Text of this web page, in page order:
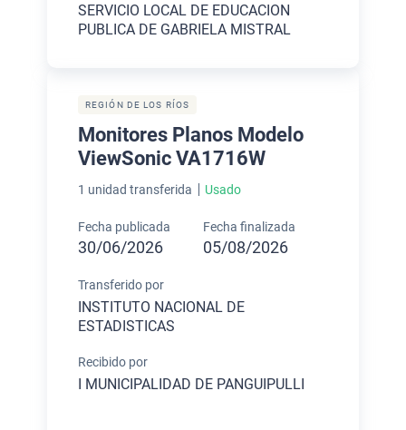
SERVICIO LOCAL DE EDUCACION
PUBLICA DE GABRIELA MISTRAL
REGIÓN DE LOS RÍOS
Monitores Planos Modelo
ViewSonic VA1716W
1 unidad transferida Usado
Fecha publicada
30/06/2026
Fecha finalizada
05/08/2026
Transferido por
INSTITUTO NACIONAL DE
ESTADISTICAS
Recibido por
I MUNICIPALIDAD DE PANGUIPULLI